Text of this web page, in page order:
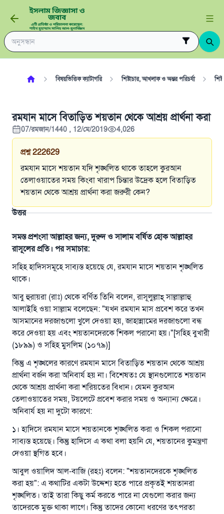
বিষয়ভিত্তিক ক্যাটাগরি শিষ্টাচার, আখলাক ও অন্তর পরিচর্যা
রমযান মাসে বিতাড়িত শয়তান থেকে আশ্রয় প্রার্থনা করা
07/রমজান/1440 , 12/মে/2019 4,026
প্রশ্ন 222629
রমযান মাসে শয়তান যদি শৃঙ্খলিত থাকে তাহলে কুরআন
তেলাওয়াতের সময় কিংবা খারাপ চিন্তার উদ্রেক হলে বিতাড়িত
শয়তান থেকে আশ্রয় প্রার্থনা করা জরুরী কেন?
উত্তর
সমস্ত প্রশংসা আল্লাহর জন্য, দুরুদ ও সালাম বর্ষিত হোক আল্লাহর
রাসূলের প্রতি। পর সমাচার:
সহিহ হাদিসসমূহে সাব্যস্ত হয়েছে যে, রমযান মাসে শয়তান শৃঙ্খলিত
থাকে।
আবু হুরায়রা (রাঃ) থেকে বর্ণিত তিনি বলেন, রাসূলুল্লাহ্‌ সাল্লাল্লাহু
আলাইহি ওয়া সাল্লাম বলেছেন: "যখন রমযান মাস প্রবেশ করে তখন
আসমানের দরজাগুলো খুলে দেওয়া হয়, জাহান্নামের দরজাগুলো বন্ধ
করে দেওয়া হয় এবং শয়তানদেরকে শিকল পরানো হয়।"[সহিহ বুখারী
(১৮৯৯) ও সহিহ মুসলিম (১০৭৯)]
কিন্তু এ শৃঙ্খলের কারণে রমযান মাসে বিতাড়িত শয়তান থেকে আশ্রয়
প্রার্থনা বর্জন করা অনিবার্য হয় না। বিশেষতঃ যে স্থানগুলোতে শয়তান
থেকে আশ্রয় প্রার্থনা করা শরিয়তের বিধান। যেমন কুরআন
তেলাওয়াতের সময়, টয়লেটে প্রবেশ করার সময় ও অন্যান্য ক্ষেত্রে।
অনিবার্য হয় না দুটো কারণে:
১। হাদিসে রমযান মাসে শয়তানকে শৃঙ্খলিত করা ও শিকল পরানো
সাব্যস্ত হয়েছে। কিন্তু হাদিসে এ কথা বলা হয়নি যে, শয়তানের কুমন্ত্রণা
দেওয়া স্থগিত হবে।
আবুল ওয়ালিদ আল-বাজি (রহঃ) বলেন: "শয়তানদেরকে শৃঙ্খলিত
করা হয়": এ কথাটির একটা উদ্দেশ্য হতে পারে প্রকৃতই শয়তানরা
শৃঙ্খলিত। তাই তারা কিছু কর্ম করতে পারে না যেগুলো করার জন্য
তাদেরকে মুক্ত থাকা লাগে। কিন্তু তাদের কোনো ধরণের তৎপরতা